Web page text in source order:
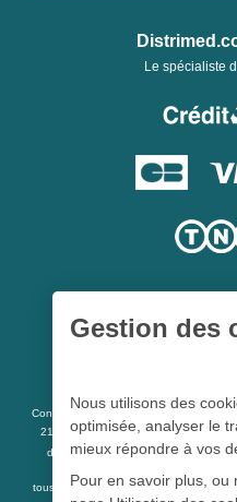
Le spécialiste
Conformément aux articles L 5213-3
21 décembre 2012 fixant la liste des
d’une publicité auprès du public, et
tous les dispositifs médicaux présents
Gestion des
Nous utilisons des
optimisée, analyser le
mieux répondre à vos
Pour en savoir plus, ou